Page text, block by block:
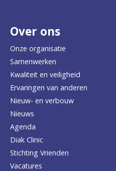
t
e
r
u
g
n
a
a
Over ons
Onze organisatie
Samenwerken
Kwaliteit en veiligheid
Ervaringen van anderen
Nieuw- en verbouw
Nieuws
Agenda
Diak Clinic
Stichting Vrienden
Vacatures